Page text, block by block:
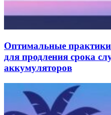
Оптимальные практики
для продления срока
аккумуляторов